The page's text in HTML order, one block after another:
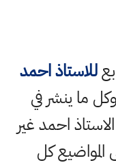
للاستاذ احمد
ما ينشر في
احمد غير
كل